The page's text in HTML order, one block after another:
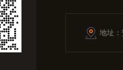
地址